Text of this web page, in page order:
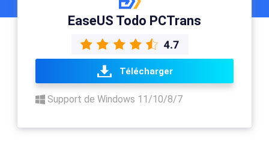
EaseUS Todo PCTrans
Télécharger
Support de Windows 11/10/8/7